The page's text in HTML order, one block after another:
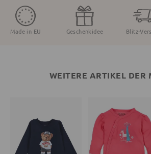
Made in EU Geschenkidee Blitz-
WEITERE ARTIKEL DER